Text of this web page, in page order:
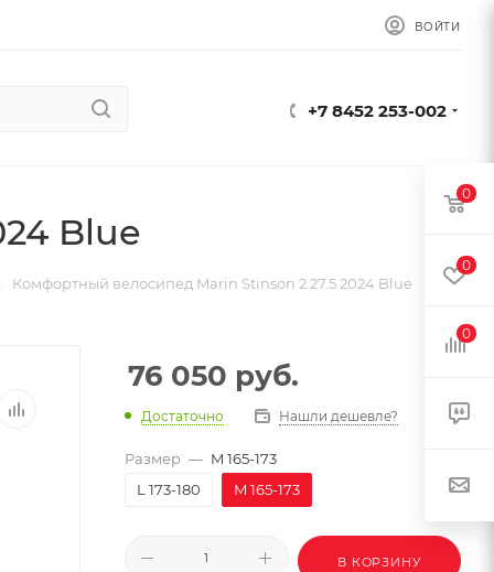
ВОЙТИ
+7 8452 253-002
Blue
Комфортный велосипед Marin Stinson 2 27.5 2024 Blue
76 050 руб.
Достаточно Нашли дешевле?
Размер — M 165-173
L 173-180
M 165-173
В КОРЗИНУ
0
0
0